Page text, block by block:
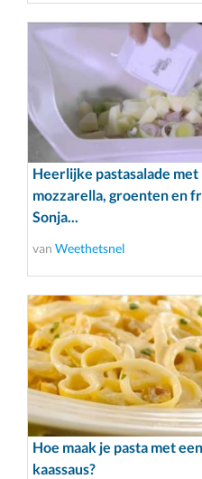
Heerlijke pastasalade
mozzarella, groenten en
Sonja...
van Weethetsnel
Hoe maak je pasta met
kaassaus?